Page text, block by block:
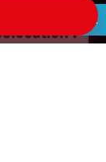
ACCEPTEZ